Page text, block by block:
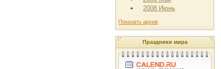
2008 Июнь
Показать архив
Праздники мира